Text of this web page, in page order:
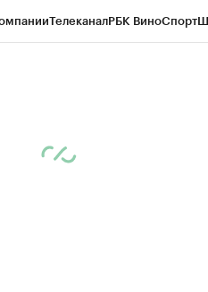
ТелеканалРБК ВиноСпорт